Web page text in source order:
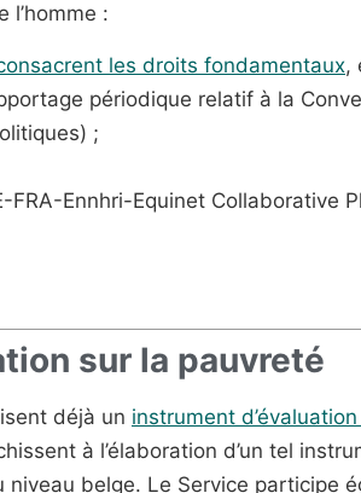
:
les droits fondamentaux,
périodique relatif à la
;
FRA-Ennhri-Equinet Collaborative
sur la pauvreté
déjà un instrument
à l’élaboration d’un tel
belge. Le Service participe